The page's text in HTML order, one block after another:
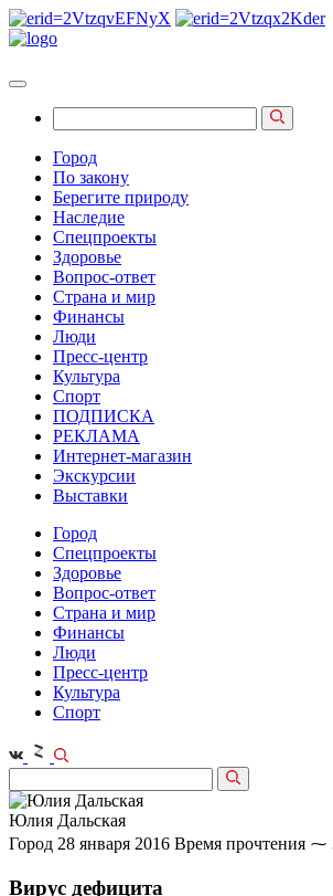
Город
По закону
Берегите природу
Наследие
Спецпроекты
Здоровье
Вопрос-ответ
Страна и мир
Финансы
Люди
Пресс-центр
Культура
Спорт
ПОДПИСКА
РЕКЛАМА
Интернет-магазин
Экскурсии
Выставки
Город
Спецпроекты
Здоровье
Вопрос-ответ
Страна и мир
Финансы
Люди
Пресс-центр
Культура
Спорт
Юлия Дальская
Город 28 января 2016 Время прочтения ⁓
Вирус дефицита